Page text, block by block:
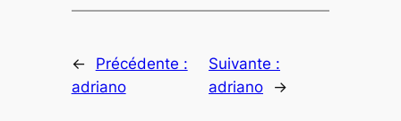
←
Précédente :
adriano
Suivante :
adriano
→